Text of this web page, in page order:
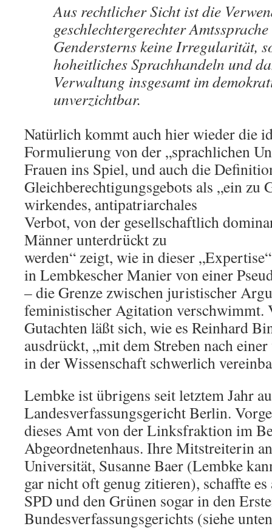
Aus rechtlicher Sicht ist die
geschlechtergerechter
Gendersterns keine Irregularität,
hoheitliches Sprachhandeln und
Verwaltung insgesamt im
unverzichtbar.
Natürlich kommt auch hier wieder die
Formulierung von der „sprachlichen
Frauen ins Spiel, und auch die
Gleichberechtigungsgebots als „ein zu
wirkendes, antipatriarchales
Verbot, von der gesellschaftlich
Männer unterdrückt zu
werden“ zeigt, wie in dieser
in Lembkescher Manier von einer
– die Grenze zwischen juristischer
feministischer Agitation verschwimmt.
Gutachten läßt sich, wie es Reinhard
ausdrückt, „mit dem Streben nach
in der Wissenschaft schwerlich
Lembke ist übrigens seit letztem Jahr
Landesverfassungsgericht Berlin.
dieses Amt von der Linksfraktion im
Abgeordnetenhaus. Ihre Mitstreiterin
Universität, Susanne Baer (Lembke
gar nicht oft genug zitieren), schaffte
SPD und den Grünen sogar in den
Bundesverfassungsgerichts (siehe